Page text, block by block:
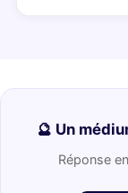
🔮 Un
Réponse